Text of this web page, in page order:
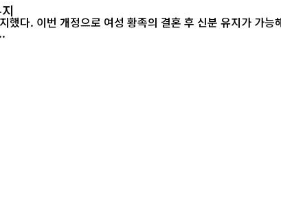
다. 이번 개정으로 여성 황족의 결혼 후 신분 유지가 가